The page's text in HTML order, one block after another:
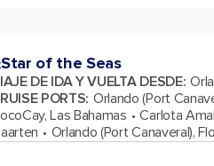
Star of the Seas
DE IDA Y VUELTA DESDE:
PORTS: Orlando (Port
Las Bahamas
Carlota
Orlando (Port Canaveral),